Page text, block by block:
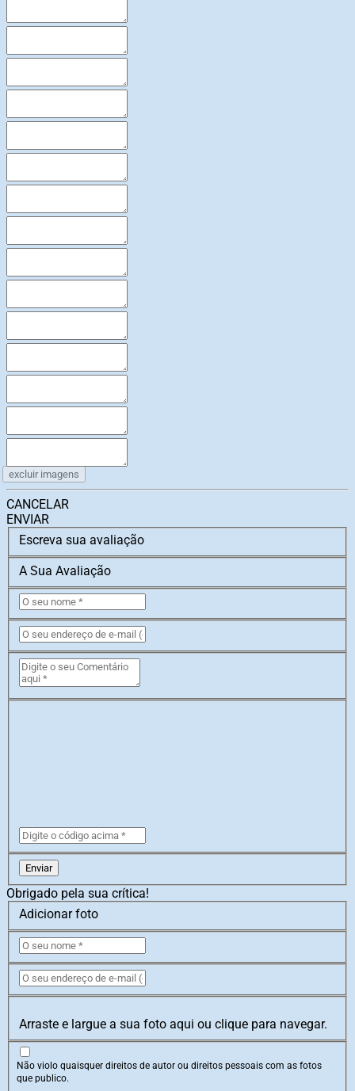
excluir imagens
CANCELAR
ENVIAR
Escreva sua avaliação
A Sua Avaliação
Enviar
Obrigado pela sua crítica!
Adicionar foto
Arraste e largue a sua foto aqui ou clique para navegar.
Não violo quaisquer direitos de autor ou direitos pessoais com as fotos
que publico.